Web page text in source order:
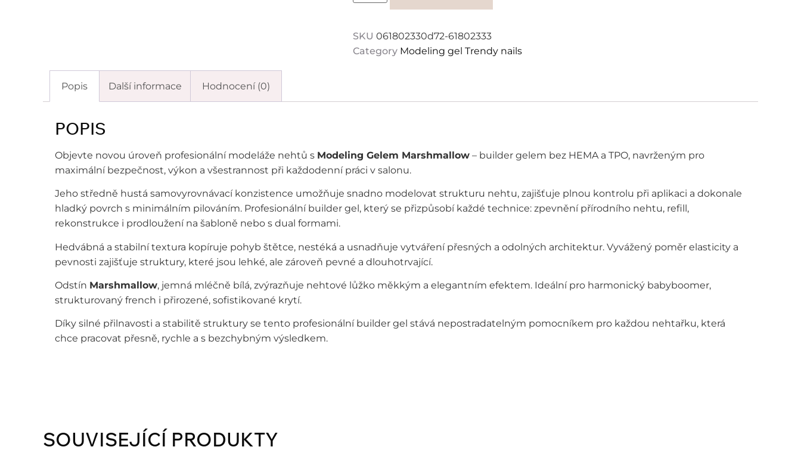
SKU 061802330d72-61802333
Category Modeling gel Trendy nails
Popis Další informace Hodnocení (0)
POPIS
Objevte novou úroveň profesionální modeláže nehtů s Modeling Gelem Marshmallow – builder gelem bez HEMA a TPO, navrženým pro
maximální bezpečnost, výkon a všestrannost při každodenní práci v salonu.
Jeho středně hustá samovyrovnávací konzistence umožňuje snadno modelovat strukturu nehtu, zajišťuje plnou kontrolu při aplikaci a dokonale
hladký povrch s minimálním pilováním. Profesionální builder gel, který se přizpůsobí každé technice: zpevnění přírodního nehtu, refill,
rekonstrukce i prodloužení na šabloně nebo s dual formami.
Hedvábná a stabilní textura kopíruje pohyb štětce, nestéká a usnadňuje vytváření přesných a odolných architektur. Vyvážený poměr elasticity a
pevnosti zajišťuje struktury, které jsou lehké, ale zároveň pevné a dlouhotrvající.
Odstín Marshmallow, jemná mléčně bílá, zvýrazňuje nehtové lůžko měkkým a elegantním efektem. Ideální pro harmonický babyboomer,
strukturovaný french i přirozené, sofistikované krytí.
Díky silné přilnavosti a stabilitě struktury se tento profesionální builder gel stává nepostradatelným pomocníkem pro každou nehtařku, která
chce pracovat přesně, rychle a s bezchybným výsledkem.
SOUVISEJÍCÍ PRODUKTY